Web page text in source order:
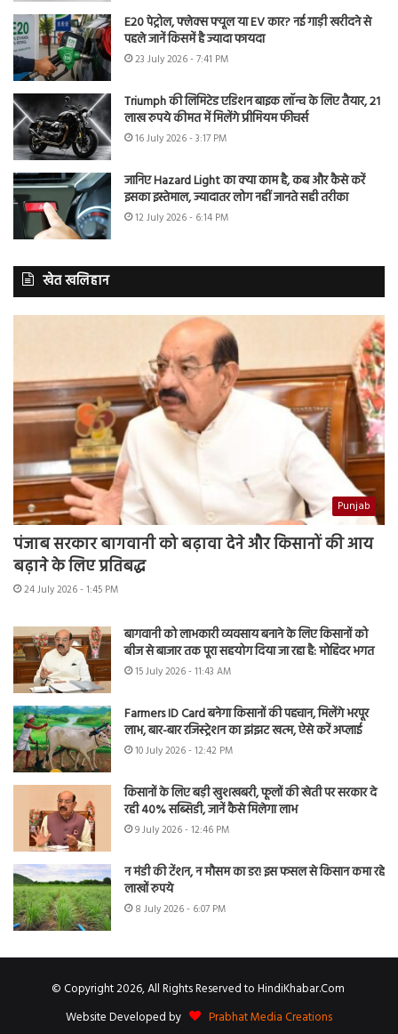
E20 पेट्रोल, फ्लेक्स फ्यूल या EV कार? नई गाड़ी खरीदने से
पहले जानें किसमें है ज्यादा फायदा
23 July 2026 - 7:41 PM
Triumph की लिमिटेड एडिशन बाइक लॉन्च के लिए तैयार, 21
लाख रुपये कीमत में मिलेंगे प्रीमियम फीचर्स
16 July 2026 - 3:17 PM
जानिए Hazard Light का क्या काम है, कब और कैसे करें
इसका इस्तेमाल, ज्यादातर लोग नहीं जानते सही तरीका
12 July 2026 - 6:14 PM
खेत खलिहान
Punjab
पंजाब सरकार बागवानी को बढ़ावा देने और किसानों की आय
बढ़ाने के लिए प्रतिबद्ध
24 July 2026 - 1:45 PM
बागवानी को लाभकारी व्यवसाय बनाने के लिए किसानों को
बीज से बाजार तक पूरा सहयोग दिया जा रहा है: मोहिंदर भगत
15 July 2026 - 11:43 AM
Farmers ID Card बनेगा किसानों की पहचान, मिलेंगे भरपूर
लाभ, बार-बार रजिस्ट्रेशन का झंझट खत्म, ऐसे करें अप्लाई
10 July 2026 - 12:42 PM
किसानों के लिए बड़ी खुशखबरी, फूलों की खेती पर सरकार दे
रही 40% सब्सिडी, जानें कैसे मिलेगा लाभ
9 July 2026 - 12:46 PM
न मंडी की टेंशन, न मौसम का डर! इस फसल से किसान कमा रहे
लाखों रुपये
8 July 2026 - 6:07 PM
© Copyright 2026, All Rights Reserved to HindiKhabar.Com
Website Developed by
Prabhat Media Creations